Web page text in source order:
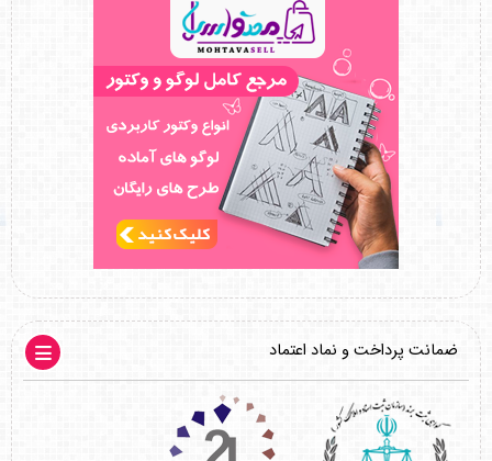
ضمانت پرداخت و نماد اعتماد